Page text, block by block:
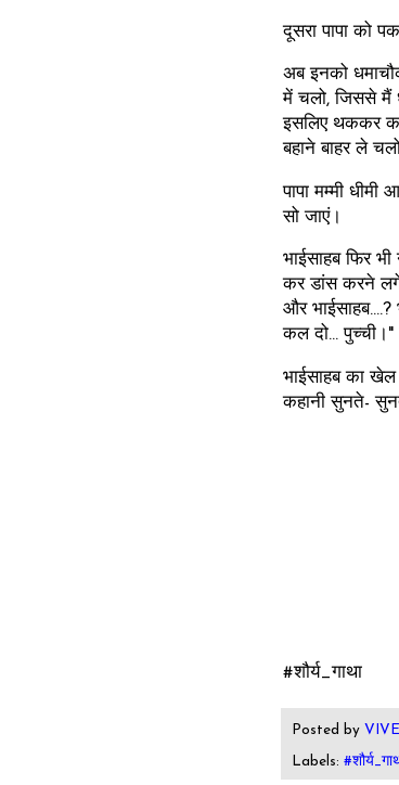
दूसरा पापा को
अब इनको
में चलो, जिससे मैं
इसलिए थककर
बहाने बाहर ले
पापा मम्मी
सो जाएं।
भाईसाहब फिर
कर डांस करने लगे
और
कल दो... पुच्ची।"
भाईसाहब का
कहानी सुनते-
#शौर्य_गाथा
Posted by
Labels: